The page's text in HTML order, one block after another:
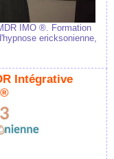
IMO ®. Formation
ericksonienne,
Intégrative
®